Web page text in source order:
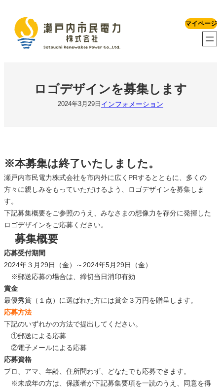
マイページ
ロゴデザインを募集します
2024年3月29日 インフォメーション
※本募集は終了いたしました。
瀬戸内市民電力株式会社を市内外に広くPRするとともに、多くの
方々に親しみをもっていただけるよう、ロゴデザインを募集しま
す。
下記募集概要をご参照のうえ、みなさまの想像力を存分に発揮した
ロゴデザインをご応募ください。
募集概要
応募受付期間
2024年３月29日（金）～2024年5月29日（金）
※郵送応募の場合は、締切当日消印有効
賞金
最優秀賞（１点）に選ばれた方には賞金３万円を贈呈します。
応募方法
下記のいずれかの方法で提出してください。
①郵送による応募
②電子メールによる応募
応募資格
プロ、アマ、年齢、住所問わず、どなたでも応募できます。
※未成年の方は、保護者が下記募集要項を一読のうえ、同意を得